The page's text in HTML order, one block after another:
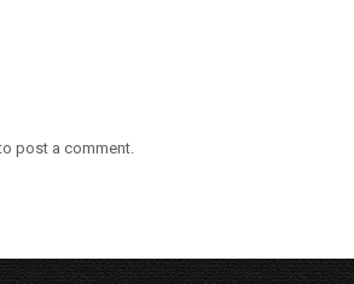
post a comment.